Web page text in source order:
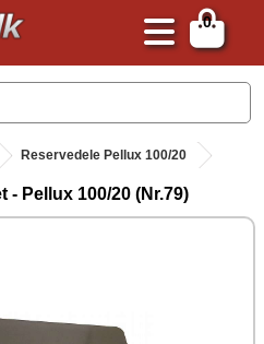
0
Reservedele Pellux 100/20
Pellux 100/20 (Nr.79)